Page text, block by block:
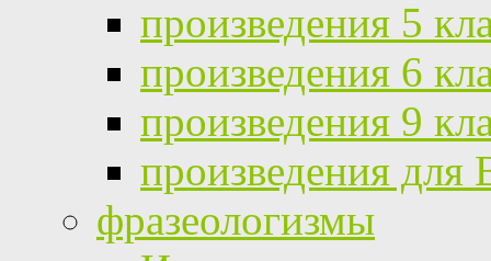
произведения 5
произведения 6
произведения 9
произведения
фразеологизмы